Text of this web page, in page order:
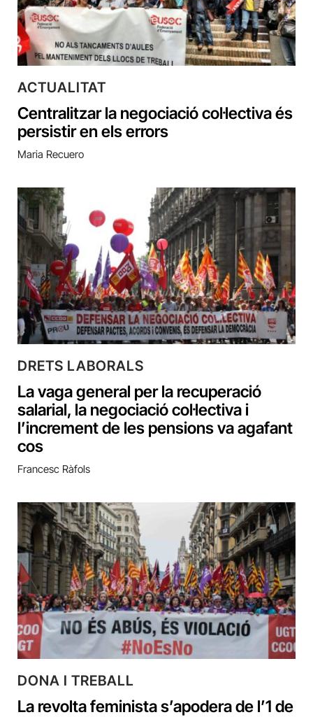
ACTUALITAT
Centralitzar la negociació col·lectiva és
persistir en els errors
Maria Recuero
DRETS LABORALS
La vaga general per la recuperació
salarial, la negociació col·lectiva i
l’increment de les pensions va agafant
cos
Francesc Ràfols
DONA I TREBALL
La revolta feminista s’apodera de l’1 de